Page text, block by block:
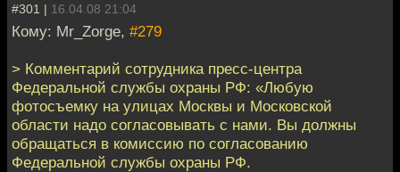
#301 | 16.04.08 21:04
Кому: Mr_Zorge, #279
> Комментарий сотрудника пресс-центра
Федеральной службы охраны РФ: «Любую
фотосъемку на улицах Москвы и Московской
области надо согласовывать с нами. Вы должны
обращаться в комиссию по согласованию
Федеральной службы охраны РФ.